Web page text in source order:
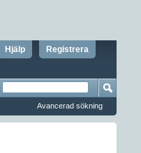
Registrera
Hjälp
Avancerad sökning